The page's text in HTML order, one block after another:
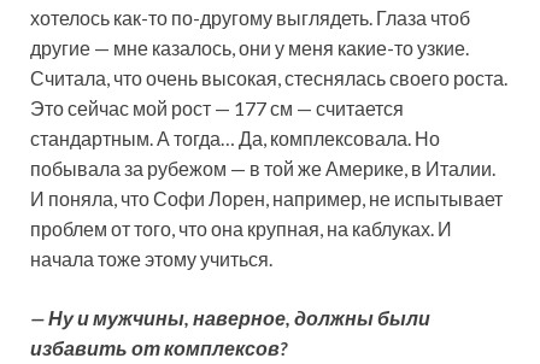
хотелось как-то по-другому выглядеть. Глаза чтоб
другие — мне казалось, они у меня какие-то узкие.
Считала, что очень высокая, стеснялась своего роста.
Это сейчас мой рост — 177 см — считается
стандартным. А тогда… Да, комплексовала. Но
побывала за рубежом — в той же Америке, в Италии.
И поняла, что Софи Лорен, например, не испытывает
проблем от того, что она крупная, на каблуках. И
начала тоже этому учиться.
— Ну и мужчины, наверное, должны были
избавить от комплексов?